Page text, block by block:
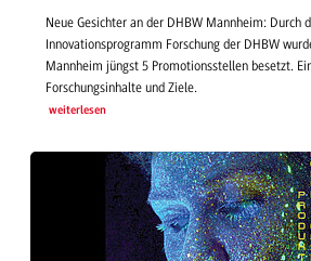
Neue Gesichter an der DHBW Mannheim: Durch
Innovationsprogramm Forschung der DHBW
Mannheim jüngst 5 Promotionsstellen besetzt.
Forschungsinhalte und Ziele.
weiterlesen